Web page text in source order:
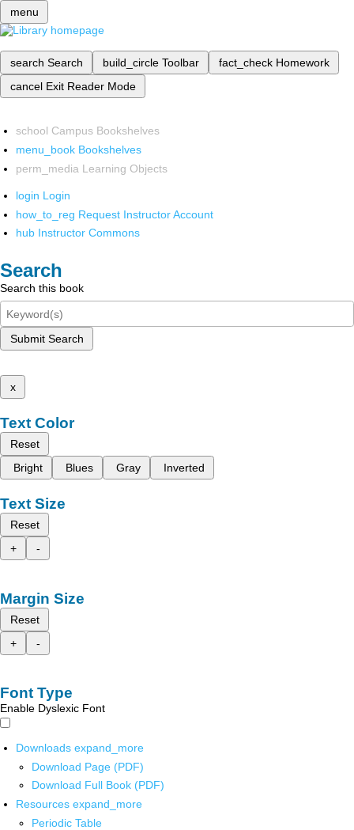
menu
search Search build_circle Toolbar fact_check Homework
cancel Exit Reader Mode
school Campus Bookshelves
menu_book Bookshelves
perm_media Learning Objects
login Login
how_to_reg Request Instructor Account
hub Instructor Commons
Search
Search this book
Submit Search
x
Text Color
Reset
Bright
Blues Gray Inverted
Text Size
Reset
+
-
Margin Size
Reset
+
-
Font Type
Enable Dyslexic Font
Downloads expand_more
Download Page (PDF)
Download Full Book (PDF)
Resources expand_more
Periodic Table